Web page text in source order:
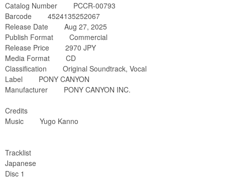
Catalog Number PCCR-00793
Barcode 4524135252067
Release Date Aug 27, 2025
Publish Format Commercial
Release Price 2970 JPY
Media Format CD
Classification Original Soundtrack, Vocal
Label PONY CANYON
Manufacturer PONY CANYON INC.
Credits
Music Yugo Kanno
Tracklist
Japanese
Disc 1